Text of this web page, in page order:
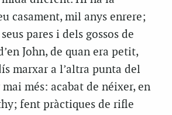
casament, mil anys enrere;
pares i dels gossos de
John, de quan era petit,
marxar a l’altra punta del
més: acabat de néixer, en
fent pràctiques de rifle